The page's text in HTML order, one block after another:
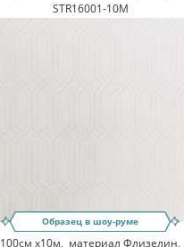
STR16001-10M
Образец в шоу-руме
100см x10м, материал Флизелин,